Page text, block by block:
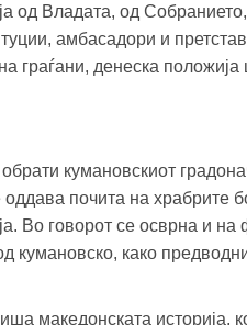
од Владата, од
амбасадори и
граѓани, денеска
кумановскиот
оддава почита на храбрите
Во говорот се осврна и на
кумановско, како
македонската историја,